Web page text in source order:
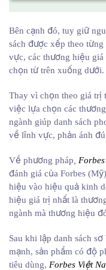
Bên cạnh đó, tuy giữ
sách được xếp theo
vực, các thương hiệu
chọn từ trên xuống dưới.
Thay vì chọn theo giá trị
việc lựa chọn các
ngành giúp danh sách
về lĩnh vực, phản ánh
Về phương pháp
đánh giá của Forbes
hiệu vào hiệu quả kinh
hiệu giá trị nhất là
ngành mà thương hiệu
Sau khi lập danh sách
mạnh, sản phẩm có độ
tiêu dùng, Forbes Việt